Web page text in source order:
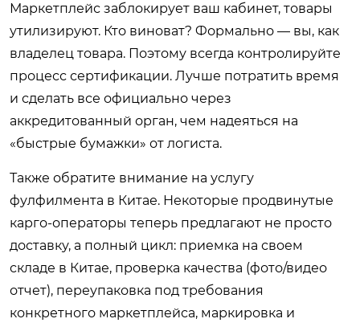
Маркетплейс заблокирует ваш кабинет, товары
утилизируют. Кто виноват? Формально — вы, как
владелец товара. Поэтому всегда контролируйте
процесс сертификации. Лучше потратить время
и сделать все официально через
аккредитованный орган, чем надеяться на
«быстрые бумажки» от логиста.
Также обратите внимание на услугу
фулфилмента в Китае. Некоторые продвинутые
карго-операторы теперь предлагают не просто
доставку, а полный цикл: приемка на своем
складе в Китае, проверка качества (фото/видео
отчет), переупаковка под требования
конкретного маркетплейса, маркировка и